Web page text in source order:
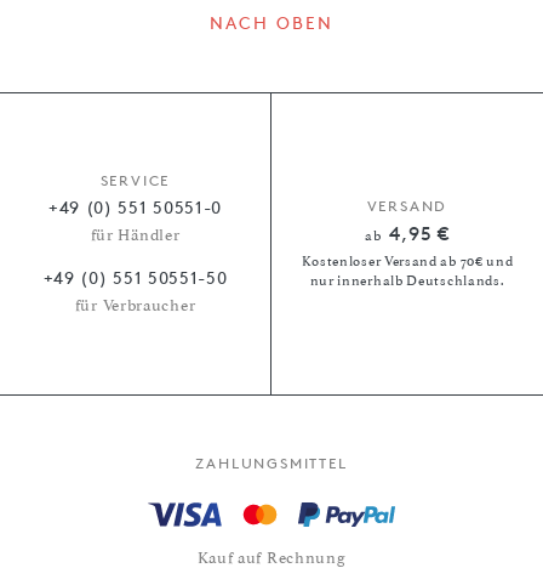
NACH OBEN
SERVICE
+49 (0) 551 50551-0
für Händler
+49 (0) 551 50551-50
für Verbraucher
VERSAND
ab 4,95 €
Kostenloser Versand ab 70€ und
nur innerhalb Deutschlands.
ZAHLUNGSMITTEL
Kauf auf Rechnung